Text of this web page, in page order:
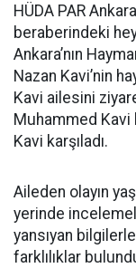
HÜDA PAR
beraberindeki
Ankara’nın
Nazan Kavi’nin
Kavi ailesini
Muhammed Kavi
Kavi karşıladı.
Aileden olayın
yerinde
yansıyan
farklılıklar